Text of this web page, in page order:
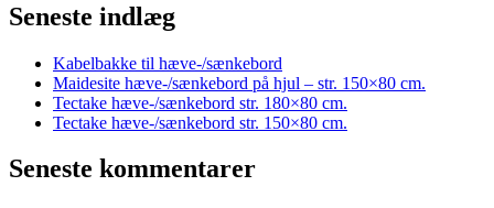
Seneste indlæg
Kabelbakke til hæve-/sænkebord
Maidesite hæve-/sænkebord på hjul – str. 150×80 cm.
Tectake hæve-/sænkebord str. 180×80 cm.
Tectake hæve-/sænkebord str. 150×80 cm.
Seneste kommentarer